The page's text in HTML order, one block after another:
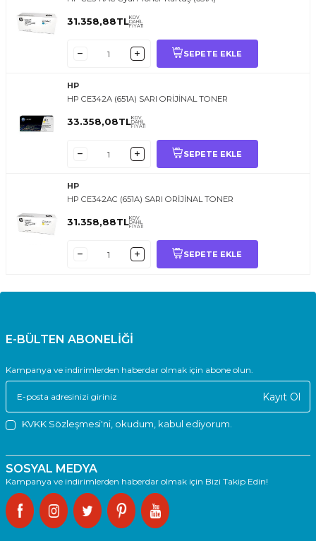
31.358,88TLKDV
DAHİL
FİYATI
SEPETE EKLE
HP
HP CE342A (651A) SARI ORİJİNAL TONER
33.358,08TLKDV
DAHİL
FİYATI
SEPETE EKLE
HP
HP CE342AC (651A) SARI ORİJİNAL TONER
31.358,88TLKDV
DAHİL
FİYATI
SEPETE EKLE
E-BÜLTEN ABONELİĞİ
Kampanya ve indirimlerden haberdar olmak için abone olun.
Kayıt Ol
KVKK Sözleşmesi'ni, okudum, kabul ediyorum.
SOSYAL MEDYA
Kampanya ve indirimlerden haberdar olmak için Bizi Takip Edin!